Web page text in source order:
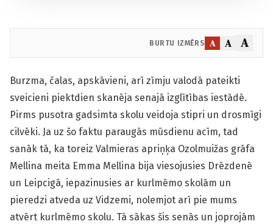
BURTU IZMĒRS A A A
Burzma, čalas, apskāvieni, arī zīmju valodā pateikti
sveicieni piektdien skanēja senajā izglītības iestādē.
Pirms pusotra gadsimta skolu veidoja stipri un drosmīgi
cilvēki. Ja uz šo faktu paraugās mūsdienu acīm, tad
sanāk tā, ka toreiz Valmieras apriņķa Ozolmuižas grāfa
Mellina meita Emma Mellina bija viesojusies Drēzdenē
un Leipcigā, iepazinusies ar kurl­mēmo skolām un
pieredzi atveda uz Vidzemi, nolemjot arī pie mums
atvērt kurlmēmo skolu. Tā sākas šis senās un joprojām